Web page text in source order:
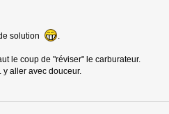
solution .
le coup de "réviser" le carburateur.
aller avec douceur.